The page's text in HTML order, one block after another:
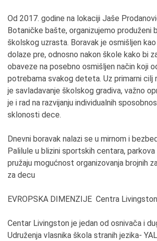
Od 2017. godine na lokaciji Jaše
Botaničke bašte, organizujemo produženi
školskog uzrasta. Boravak je osmišljen
dolaze pre, odnosno nakon škole kako bi
obaveze na posebno osmišljen način koji
potrebama svakog deteta. Uz primarni cilj
je savladavanje školskog gradiva, važno
je i rad na razvijanju individualnih
sklonosti dece.
Dnevni boravak nalazi se u mirnom i
Palilule u blizini sportskih centara,
pružaju mogućnost organizovanja brojnih
za decu
EVROPSKA DIMENZIJE Centra
Centar Livingston je jedan od osnivača i
Udruženja vlasnika škola stranih jezika-